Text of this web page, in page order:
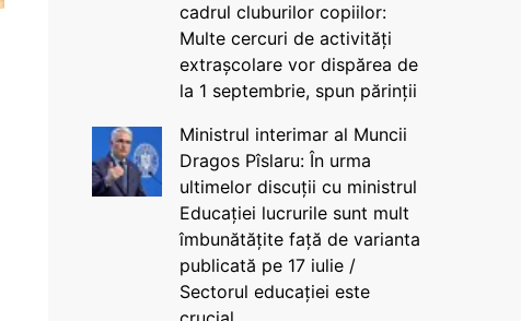
cadrul cluburilor copiilor:
Multe cercuri de activități
extrașcolare vor dispărea de
la 1 septembrie, spun părinții
Ministrul interimar al Muncii
Dragos Pîslaru: În urma
ultimelor discuții cu ministrul
Educației lucrurile sunt mult
îmbunătățite față de varianta
publicată pe 17 iulie /
Sectorul educației este